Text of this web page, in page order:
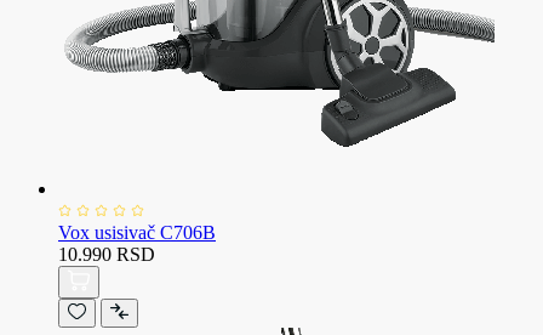
Vox usisivač C706B
10.990 RSD